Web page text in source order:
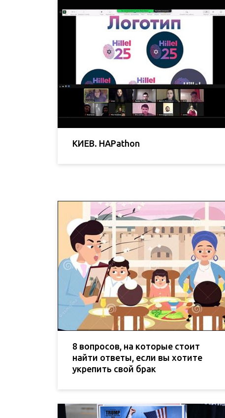
КИЕВ. HAPathon
8 вопросов, на которые стоит
найти ответы, если вы хотите
укрепить свой брак